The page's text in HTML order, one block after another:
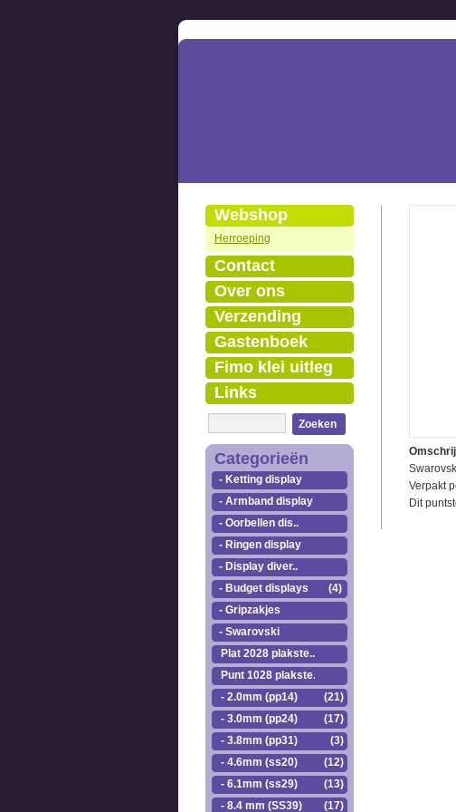
Webshop
Herroeping
Contact
Over ons
Verzending
Gastenboek
Fimo klei uitleg
Links
Zoeken
Categorieën
- Ketting display
- Armband display
- Oorbellen dis..
- Ringen display
- Display diver..
- Budget displays
(4)
- Gripzakjes
- Swarovski
Plat 2028 plakste..
Punt 1028 plakste..
- 2.0mm (pp14)
(21)
- 3.0mm (pp24)
(17)
- 3.8mm (pp31)
(3)
- 4.6mm (ss20)
(12)
- 6.1mm (ss29)
(13)
- 8.4 mm (SS39)
(17)
Verpakt
Dit